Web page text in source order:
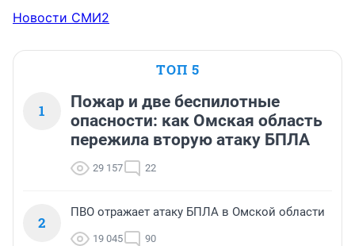
Новости СМИ2
ТОП 5
1
Пожар и две беспилотные
опасности: как Омская область
пережила вторую атаку БПЛА
29 157 22
2
ПВО отражает атаку БПЛА в Омской области
19 045 90